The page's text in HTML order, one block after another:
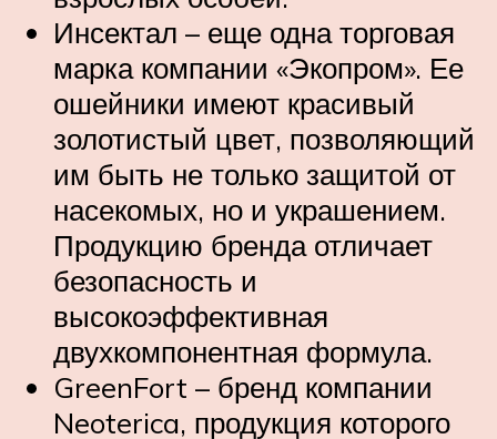
Инсектал – еще одна торговая
марка компании «Экопром». Ее
ошейники имеют красивый
золотистый цвет, позволяющий
им быть не только защитой от
насекомых, но и украшением.
Продукцию бренда отличает
безопасность и
высокоэффективная
двухкомпонентная формула.
GreenFort – бренд компании
Neoterica, продукция которого